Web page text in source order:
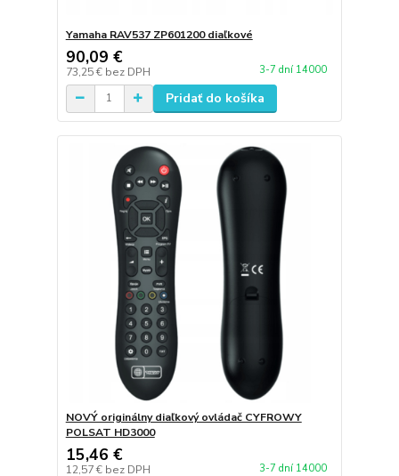
Yamaha RAV537 ZP601200 diaľkové
90,09 €
73,25 € bez DPH 3-7 dní 14000
Pridať do košíka
NOVÝ originálny diaľkový ovládač CYFROWY
POLSAT HD3000
15,46 €
12,57 € bez DPH 3-7 dní 14000